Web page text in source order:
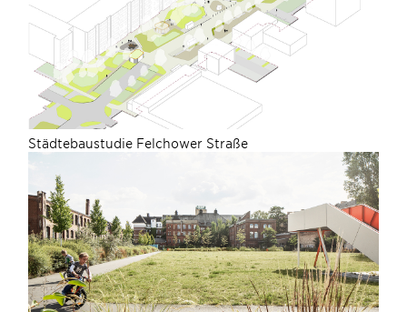
Städtebaustudie Felchower Straße